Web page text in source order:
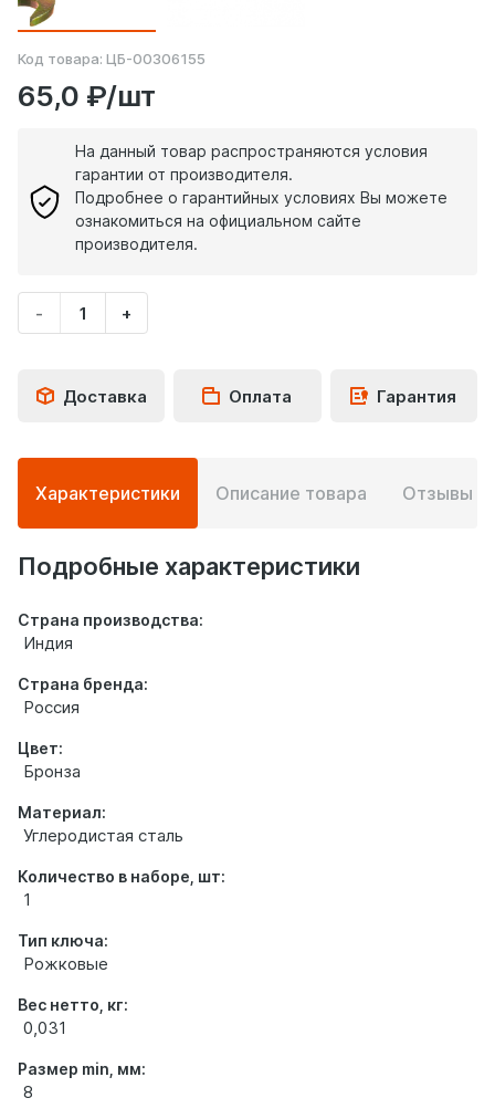
Код товара: ЦБ-00306155
65,0 ₽/шт
На данный товар распространяются условия
гарантии от производителя.
Подробнее о гарантийных условиях Вы можете
ознакомиться на официальном сайте
производителя.
-
Укажите
количество
+
Доставка Оплата Гарантия
Подробная
информация
о
товаре
Характеристики Описание товара Отзывы
Подробные характеристики
Страна производства:
Индия
Страна бренда:
Россия
Цвет:
Бронза
Материал:
Углеродистая сталь
Количество в наборе, шт:
1
Тип ключа:
Рожковые
Вес нетто, кг:
0,031
Размер min, мм:
8